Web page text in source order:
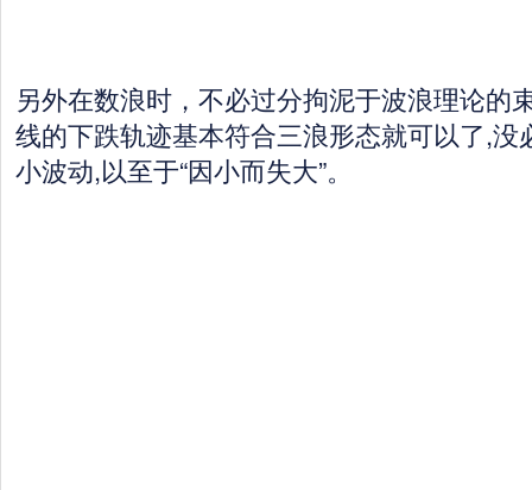
另外在数浪时，不必过分拘泥于波浪理论的
线的下跌轨迹基本符合三浪形态就可以了,没
小波动,以至于“因小而失大”。